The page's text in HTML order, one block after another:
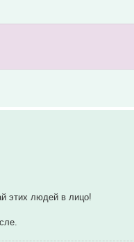
этих людей в лицо!